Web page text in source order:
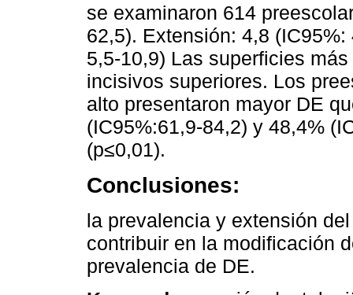
se examinaron 614
62,5). Extensión: 4,8
5,5-10,9) Las superficies
incisivos superiores. Los
alto presentaron mayor DE
(IC95%:61,9-84,2) y 48,4%
(p≤0,01).
Conclusiones:
la prevalencia y extensión
contribuir en la modificación
prevalencia de DE.